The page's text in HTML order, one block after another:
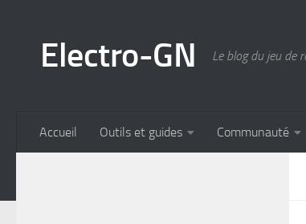
Electro-GN Le blog du jeu de
Accueil Outils et guides Communauté